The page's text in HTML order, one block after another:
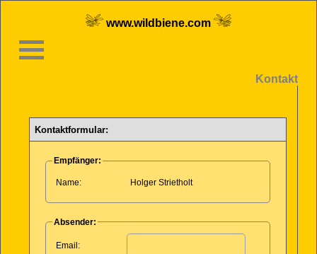
www.wildbiene.com
Kontakt
Kontaktformular:
Empfänger:
Name: Holger Strietholt
Absender:
Leer lassen:
Email: